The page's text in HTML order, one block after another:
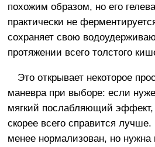
похожим образом, но его
практически не
сохраняет свою
протяжении всего толстого
Это открывает некоторое
маневра при выборе: если
мягкий послабляющий
скорее всего справится
менее нормализован, но нужна